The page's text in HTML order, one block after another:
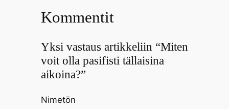
Kommentit
Yksi vastaus artikkeliin “Miten
voit olla pasifisti tällaisina
aikoina?”
Nimetön